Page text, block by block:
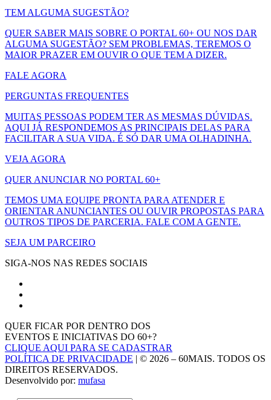
TEM ALGUMA SUGESTÃO?
QUER SABER MAIS SOBRE O PORTAL 60+ OU NOS DAR
ALGUMA SUGESTÃO? SEM PROBLEMAS, TEREMOS O
MAIOR PRAZER EM OUVIR O QUE TEM A DIZER.
FALE AGORA
PERGUNTAS FREQUENTES
MUITAS PESSOAS PODEM TER AS MESMAS DÚVIDAS.
AQUI JÁ RESPONDEMOS AS PRINCIPAIS DELAS PARA
FACILITAR A SUA VIDA. É SÓ DAR UMA OLHADINHA.
VEJA AGORA
QUER ANUNCIAR NO PORTAL 60+
TEMOS UMA EQUIPE PRONTA PARA ATENDER E
ORIENTAR ANUNCIANTES OU OUVIR PROPOSTAS PARA
OUTROS TIPOS DE PARCERIA. FALE COM A GENTE.
SEJA UM PARCEIRO
SIGA-NOS NAS REDES SOCIAIS
QUER FICAR POR DENTRO DOS
EVENTOS E INICIATIVAS DO 60+?
CLIQUE AQUI PARA SE CADASTRAR
POLÍTICA DE PRIVACIDADE | © 2026 – 60MAIS. TODOS OS
DIREITOS RESERVADOS.
Desenvolvido por: mufasa